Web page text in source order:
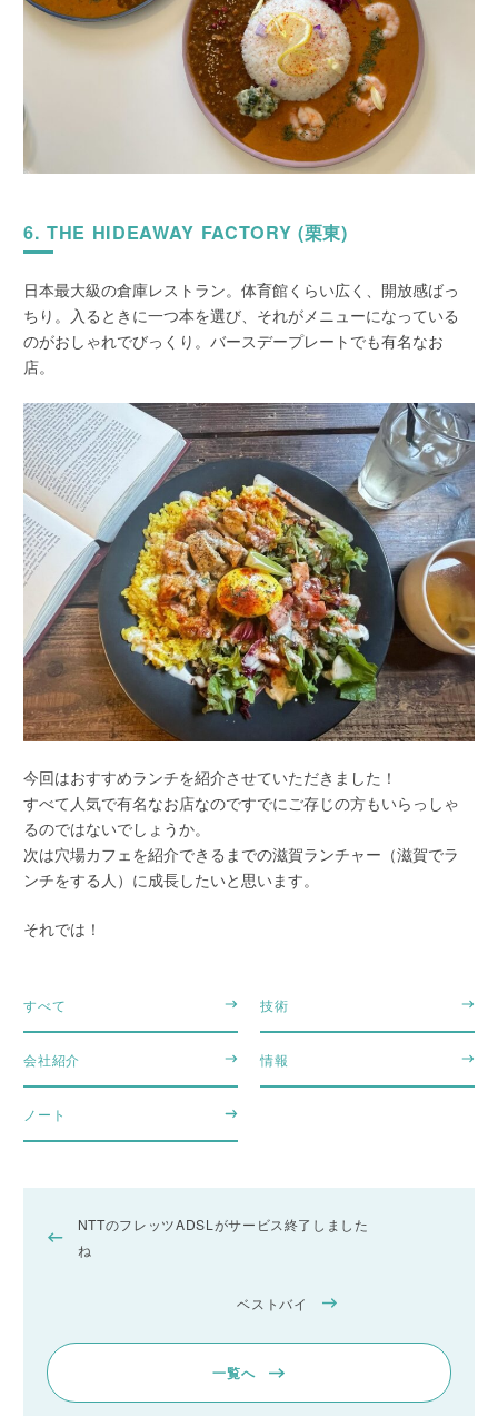
6. THE HIDEAWAY FACTORY (栗東)
日本最大級の倉庫レストラン。体育館くらい広く、開放感ばっ
ちり。入るときに一つ本を選び、それがメニューになっている
のがおしゃれでびっくり。バースデープレートでも有名なお
店。
今回はおすすめランチを紹介させていただきました！
すべて人気で有名なお店なのですでにご存じの方もいらっしゃ
るのではないでしょうか。
次は穴場カフェを紹介できるまでの滋賀ランチャー（滋賀でラ
ンチをする人）に成長したいと思います。
それでは！
すべて 技術
会社紹介 情報
ノート
NTTのフレッツADSLがサービス終了しました
ね
ベストバイ
一覧へ